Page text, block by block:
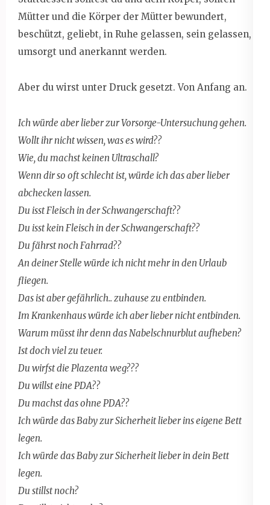
Mütter und die Körper der Mütter bewundert,
beschützt, geliebt, in Ruhe gelassen, sein gelassen,
umsorgt und anerkannt werden.
Aber du wirst unter Druck gesetzt. Von Anfang an.
Ich würde aber lieber zur Vorsorge-Untersuchung gehen.
Wollt ihr nicht wissen, was es wird??
Wie, du machst keinen Ultraschall?
Wenn dir so oft schlecht ist, würde ich das aber lieber
abchecken lassen.
Du isst Fleisch in der Schwangerschaft??
Du isst kein Fleisch in der Schwangerschaft??
Du fährst noch Fahrrad??
An deiner Stelle würde ich nicht mehr in den Urlaub
fliegen.
Das ist aber gefährlich.. zuhause zu entbinden.
Im Krankenhaus würde ich aber lieber nicht entbinden.
Warum müsst ihr denn das Nabelschnurblut aufheben?
Ist doch viel zu teuer.
Du wirfst die Plazenta weg???
Du willst eine PDA??
Du machst das ohne PDA??
Ich würde das Baby zur Sicherheit lieber ins eigene Bett
legen.
Ich würde das Baby zur Sicherheit lieber in dein Bett
legen.
Du stillst noch?